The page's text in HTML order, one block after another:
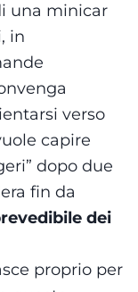
una minicar
in
verso
capire
dopo due
fin da
dei
proprio per